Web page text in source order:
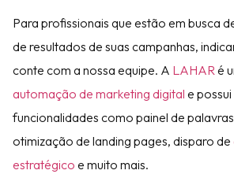
Para profissionais que estão em busca
de resultados de suas campanhas,
conte com a nossa equipe. A LAHARé
automação de marketing digital e
funcionalidades como painel de
otimização de landing pages, disparo de
estratégico e muito mais.